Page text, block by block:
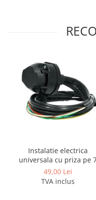
Instalatie electrica
universala cu priza pe
pini
49,00 Lei
TVA inclus